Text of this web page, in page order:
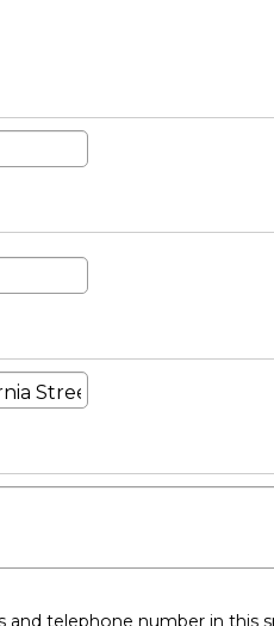
and telephone number in this